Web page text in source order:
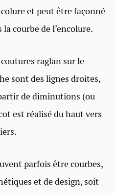
et peut être façonné
courbe de l’encolure.
raglan sur le
sont des lignes droites,
de diminutions (ou
est réalisé du haut vers
parfois être courbes,
et de design, soit